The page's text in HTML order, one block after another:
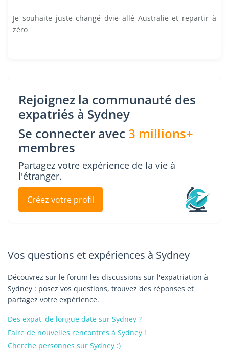
Je souhaite juste changé dvie allé Australie et repartir à
zéro
Rejoignez la communauté des
expatriés à Sydney
Se connecter avec 3 millions+
membres
Partagez votre expérience de la vie à
l'étranger.
Créez votre profil
Vos questions et expériences à Sydney
Découvrez sur le forum les discussions sur l'expatriation à
Sydney : posez vos questions, trouvez des réponses et
partagez votre expérience.
Des expat' de longue date sur Sydney ?
Faire de nouvelles rencontres à Sydney !
Cherche personnes sur Sydney :)